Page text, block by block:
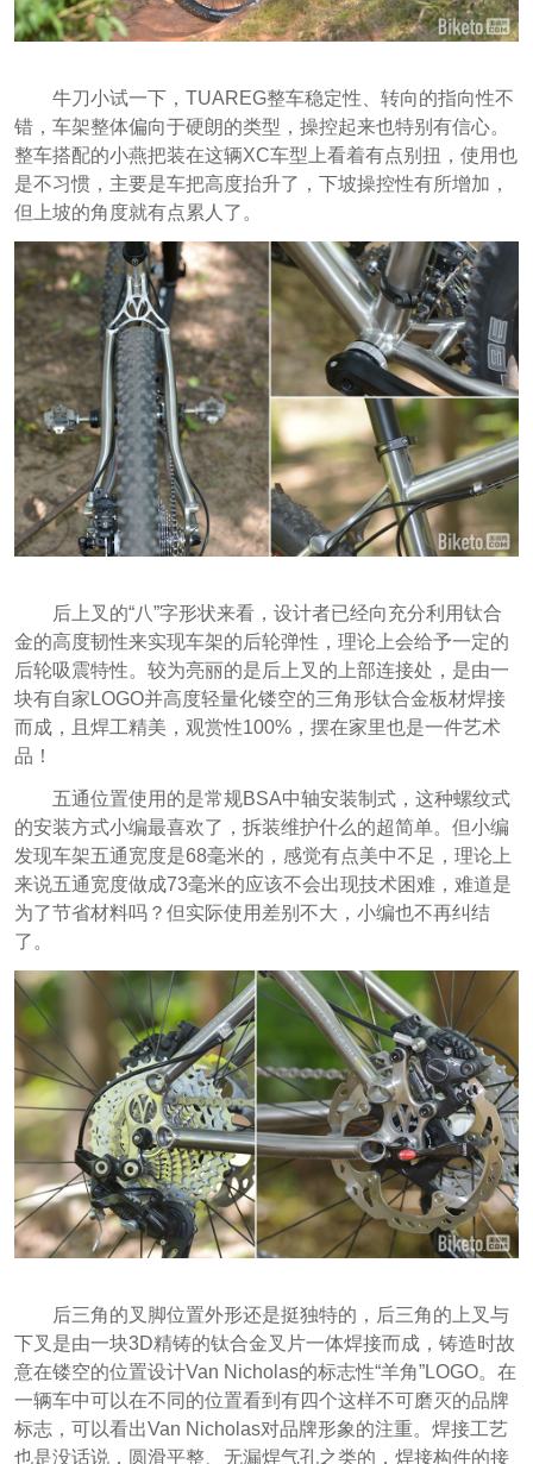
牛刀小试一下，TUAREG整车稳定性、转向的指向性不
错，车架整体偏向于硬朗的类型，操控起来也特别有信心。
整车搭配的小燕把装在这辆XC车型上看着有点别扭，使用也
是不习惯，主要是车把高度抬升了，下坡操控性有所增加，
但上坡的角度就有点累人了。
后上叉的“八”字形状来看，设计者已经向充分利用钛合
金的高度韧性来实现车架的后轮弹性，理论上会给予一定的
后轮吸震特性。较为亮丽的是后上叉的上部连接处，是由一
块有自家LOGO并高度轻量化镂空的三角形钛合金板材焊接
而成，且焊工精美，观赏性100%，摆在家里也是一件艺术
品！
五通位置使用的是常规BSA中轴安装制式，这种螺纹式
的安装方式小编最喜欢了，拆装维护什么的超简单。但小编
发现车架五通宽度是68毫米的，感觉有点美中不足，理论上
来说五通宽度做成73毫米的应该不会出现技术困难，难道是
为了节省材料吗？但实际使用差别不大，小编也不再纠结
了。
后三角的叉脚位置外形还是挺独特的，后三角的上叉与
下叉是由一块3D精铸的钛合金叉片一体焊接而成，铸造时故
意在镂空的位置设计Van Nicholas的标志性“羊角”LOGO。在
一辆车中可以在不同的位置看到有四个这样不可磨灭的品牌
标志，可以看出Van Nicholas对品牌形象的注重。焊接工艺
也是没话说，圆滑平整、无漏焊气孔之类的，焊接构件的接